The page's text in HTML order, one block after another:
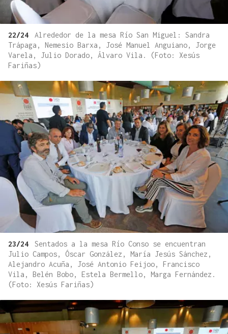
22/24
Alrededor de la mesa Río San Miguel: Sandra
Trápaga, Nemesio Barxa, José Manuel Anguiano, Jorge
Varela, Julio Dorado, Álvaro Vila. (Foto: Xesús
Fariñas)
23/24
Sentados a la mesa Río Conso se encuentran
Julio Campos, Óscar González, María Jesús Sánchez,
Alejandro Acuña, José Antonio Feijoo, Francisco
Vila, Belén Bobo, Estela Bermello, Marga Fernández.
(Foto: Xesús Fariñas)